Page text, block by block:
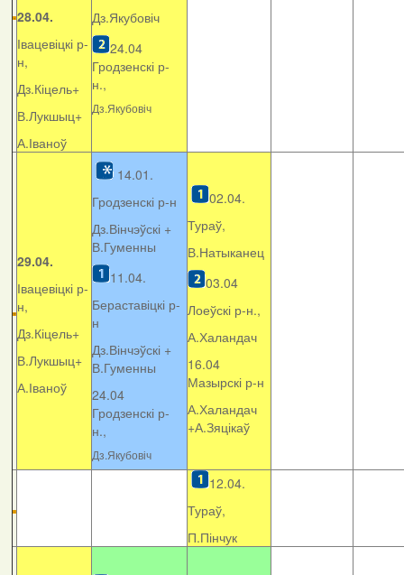
28.04.
Івацевіцкі р-
н,
Дз.Кіцель+
В.Лукшыц+
А.Іваноў
Дз.Якубовіч
24.04
Гродзенскі р-
н.,
Дз.Якубовіч
29.04.
Івацевіцкі р-
н,
Дз.Кіцель+
В.Лукшыц+
А.Іваноў
14.01.
Гродзенскі р-н
Дз.Вінчэўскі +
В.Гуменны
11.04.
Бераставіцкі р-
н
Дз.Вінчэўскі +
В.Гуменны
24.04
Гродзенскі р-
н.,
Дз.Якубовіч
02.04.
Тураў,
В.Натыканец
03.04
Лоеўскі р-н.,
А.Халандач
16.04
Мазырскі р-н
А.Халандач
+А.Зяцікаў
12.04.
Тураў,
П.Пінчук